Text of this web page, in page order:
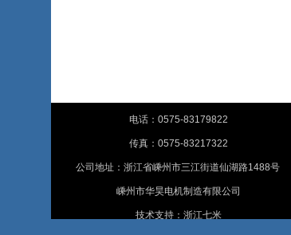
电话：0575-83179822
传真：0575-83217322
公司地址：浙江省嵊州市三江街道仙湖路1488号
嵊州市华昊电机制造有限公司
技术支持：浙江七米